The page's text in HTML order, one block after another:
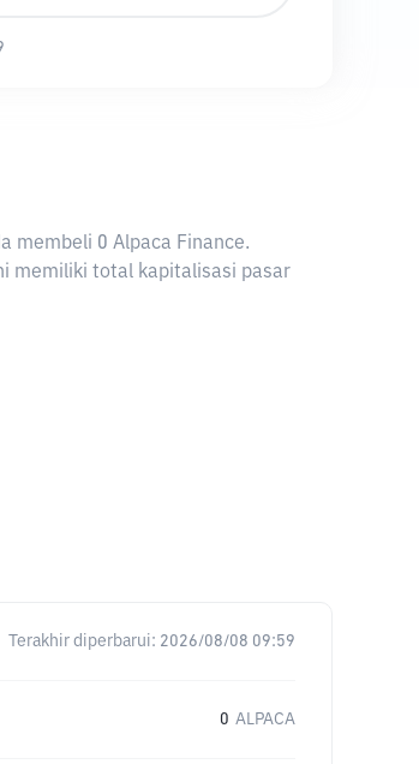
membeli 0 Alpaca Finance.
memiliki total kapitalisasi pasar
Terakhir diperbarui: 2026/08/08 09:59
0 ALPACA